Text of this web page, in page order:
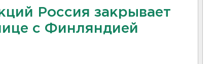
Россия закрывает
с Финляндией